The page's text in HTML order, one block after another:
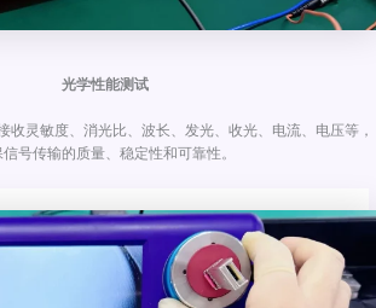
光学性能测试
收灵敏度、消光比、波长、发光、收光、电流、电压等，
号传输的质量、稳定性和可靠性。